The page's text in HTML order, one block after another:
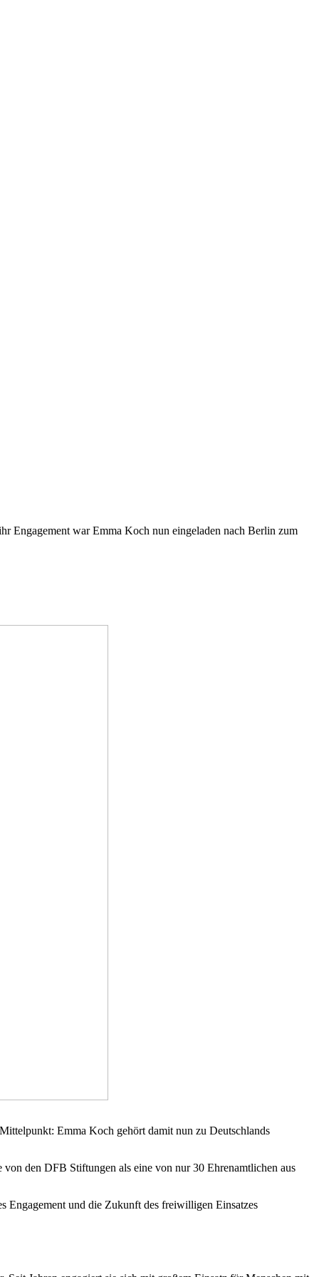
Engagement war Emma Koch nun eingeladen nach Berlin zum
Emma Koch gehört damit nun zu Deutschlands
den DFB Stiftungen als eine von nur 30 Ehrenamtlichen aus
Engagement und die Zukunft des freiwilligen Einsatzes